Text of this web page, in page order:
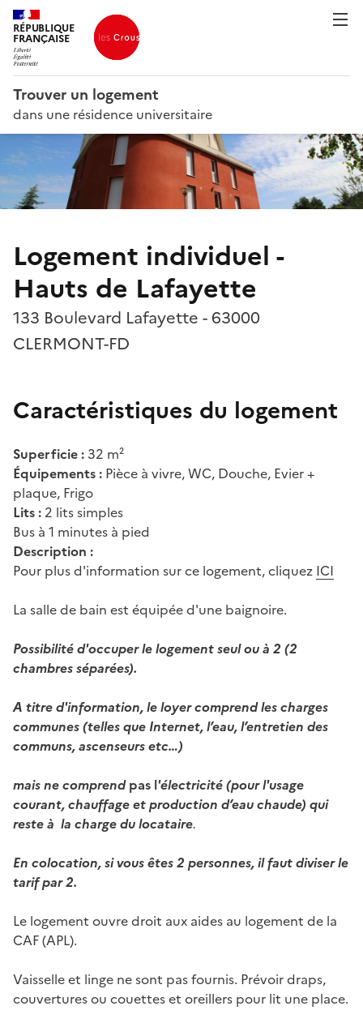
RÉPUBLIQUE
FRANÇAISE
Trouver un logement
dans une résidence universitaire
Logement individuel -
Hauts de Lafayette
133 Boulevard Lafayette - 63000
CLERMONT-FD
Caractéristiques du logement
Superficie : 32 m²
Équipements : Pièce à vivre, WC, Douche, Evier +
plaque, Frigo
Lits : 2 lits simples
Bus à 1 minutes à pied
Description :
Pour plus d'information sur ce logement, cliquez ICI
La salle de bain est équipée d'une baignoire.
Possibilité d'occuper le logement seul ou à 2 (2
chambres séparées).
A titre d'information, le loyer comprend les charges
communes (telles que Internet, l’eau, l’entretien des
communs, ascenseurs etc…)
mais ne comprendpas l'électricité(pour l'usage
courant, chauffageet production d’eau chaude) qui
reste à la charge du locataire.
En colocation, si vous êtes 2 personnes, il faut diviser le
tarif par 2.
Le logement ouvre droit aux aides au logement de la
CAF (APL).
Vaisselle et linge ne sont pas fournis. Prévoir draps,
couvertures ou couettes et oreillers pour lit une place.